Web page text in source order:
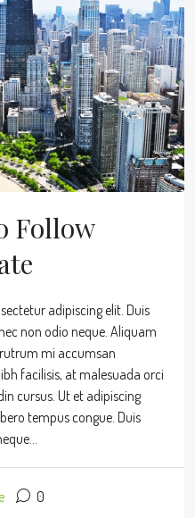
Follow
adipiscing elit. Duis
non odio neque. Aliquam
mi accumsan
facilisis, at malesuada orci
cursus. Ut et adipiscing
tempus congue. Duis
0